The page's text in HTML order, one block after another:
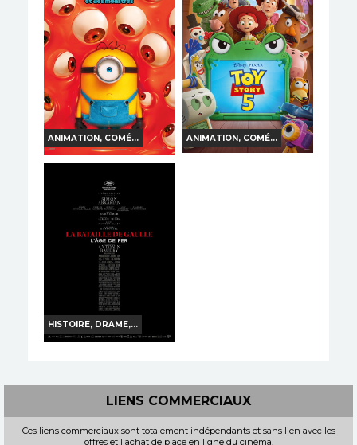
Horaires et Infos
Bande-annonce
Réservation
TOUT PUBLIC
J'ÉCRIS TON NOM
Horaires et Infos
Bande-annonce
Réservation
TOUT PUBLIC VF
ANIMATION, COMÉ...
MONSTRES
Horaires et Infos
Bande-annonce
Réservation
TOUT PUBLIC
ANIMATION, COMÉ...
HISTOIRE, DRAME,...
Horaires et Infos
Bande-annonce
LIENS COMMERCIAUX
Ces liens commerciaux sont totalement indépendants et sans lien avec les
offres et l'achat de place en ligne du cinéma.